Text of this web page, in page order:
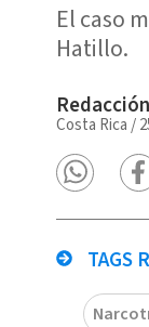
El caso
Hatillo.
Redacción
Costa Rica /
TAGS